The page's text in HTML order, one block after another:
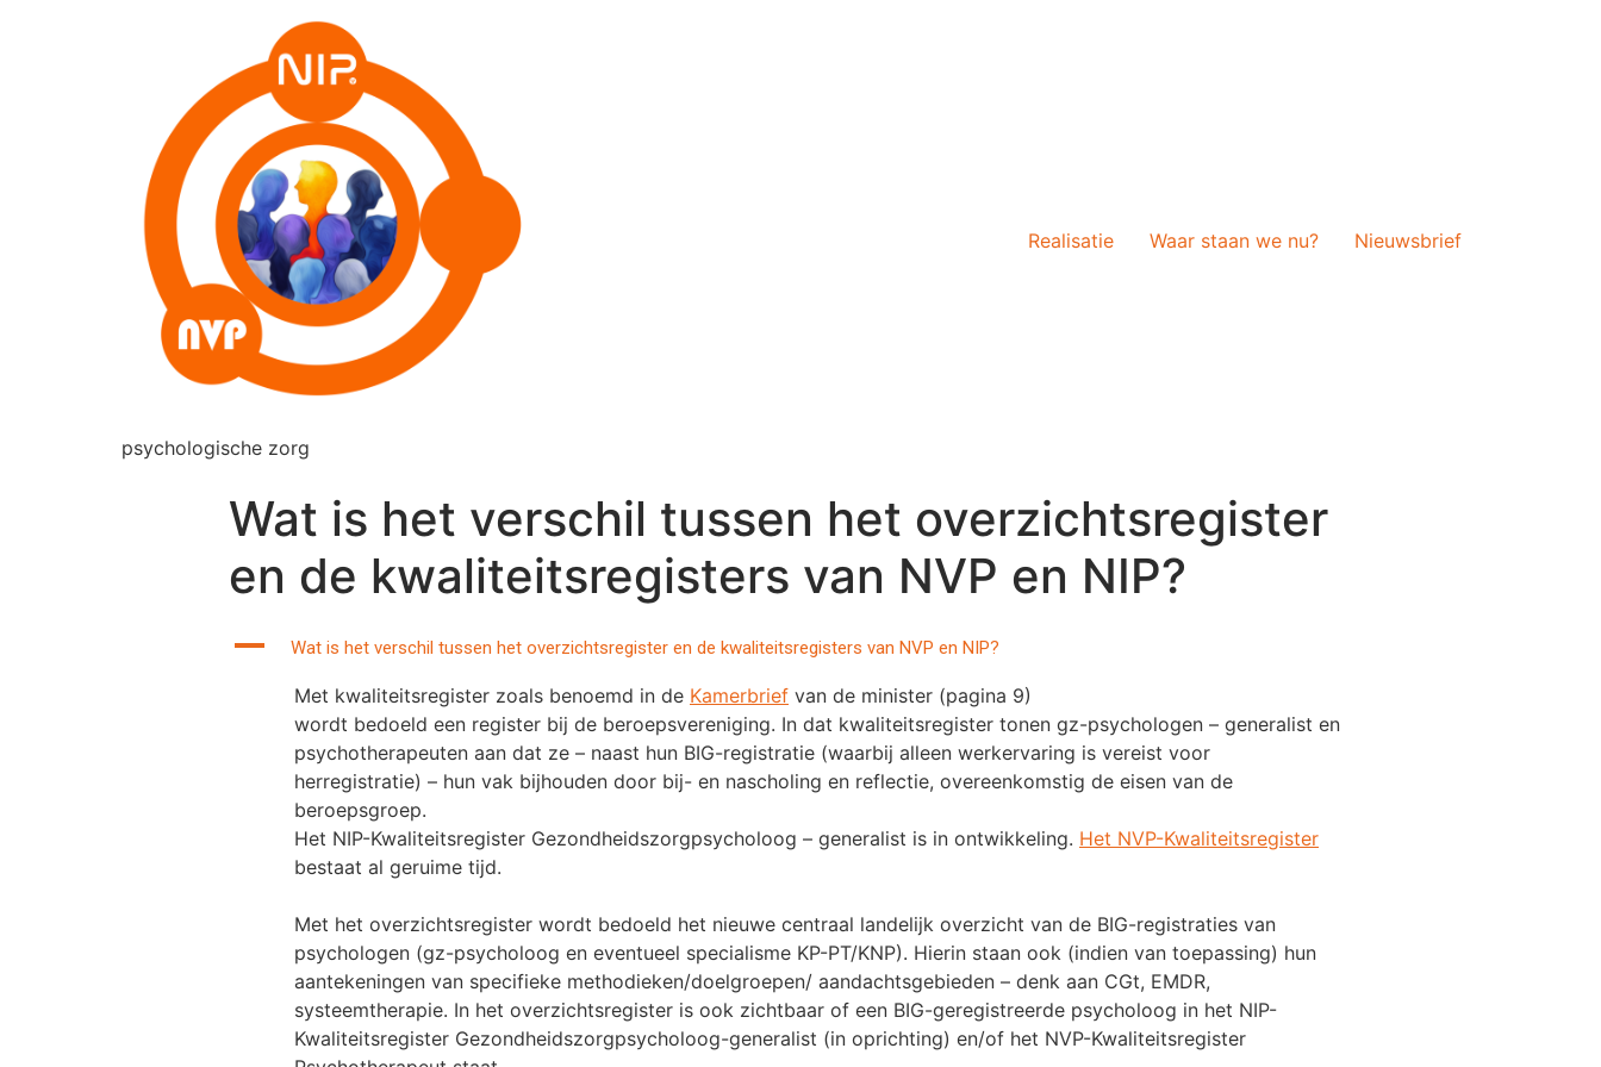
psychologische zorg
Realisatie Waar staan we nu? Nieuwsbrief
Wat is het verschil tussen het overzichtsregister
en de kwaliteitsregisters van NVP en NIP?
A Wat is het verschil tussen het overzichtsregister en de kwaliteitsregisters van NVP en NIP?
Met kwaliteitsregister zoals benoemd in de Kamerbrief van de minister (pagina 9)
wordt bedoeld een register bij de beroepsvereniging. In dat kwaliteitsregister tonen gz-psychologen – generalist en
psychotherapeuten aan dat ze – naast hun BIG-registratie (waarbij alleen werkervaring is vereist voor
herregistratie) – hun vak bijhouden door bij- en nascholing en reflectie, overeenkomstig de eisen van de
beroepsgroep.
Het NIP-Kwaliteitsregister Gezondheidszorgpsycholoog – generalist is in ontwikkeling. Het NVP-Kwaliteitsregister
bestaat al geruime tijd.
Met het overzichtsregister wordt bedoeld het nieuwe centraal landelijk overzicht van de BIG-registraties van
psychologen (gz-psycholoog en eventueel specialisme KP-PT/KNP). Hierin staan ook (indien van toepassing) hun
aantekeningen van specifieke methodieken/doelgroepen/ aandachtsgebieden – denk aan CGt, EMDR,
systeemtherapie. In het overzichtsregister is ook zichtbaar of een BIG-geregistreerde psycholoog in het NIP-
Kwaliteitsregister Gezondheidszorgpsycholoog-generalist (in oprichting) en/of het NVP-Kwaliteitsregister